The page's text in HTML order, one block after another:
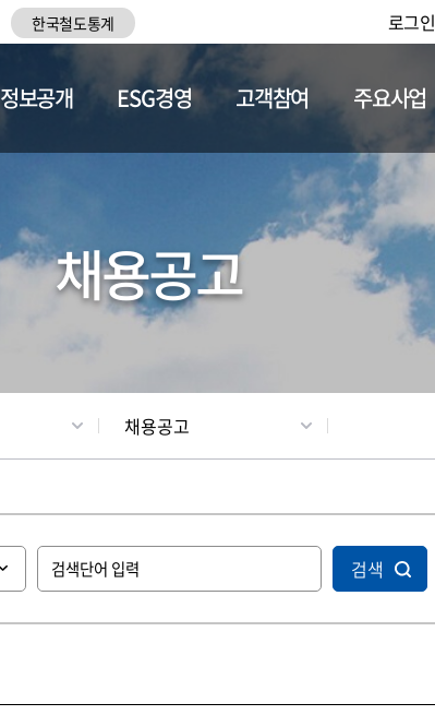
한국철도통계 로그인
채용정보
정보공개 ESG경영 고객참여 주요사업
채용공고
채용공고
검색